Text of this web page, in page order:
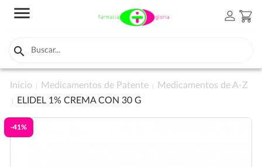
menu person shopping_cart

Inicio Medicamentos de Patente
Medicamentos de A-Z
ELIDEL 1% CREMA CON 30 G
-41%